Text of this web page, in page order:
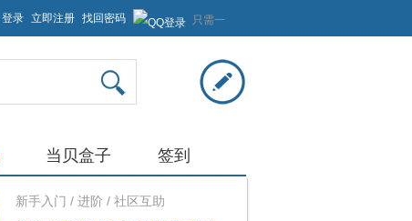
只需一
步，快
速开始
登录 立即注册 找回密码
当贝盒子 签到
新手入门 / 进阶 / 社区互助